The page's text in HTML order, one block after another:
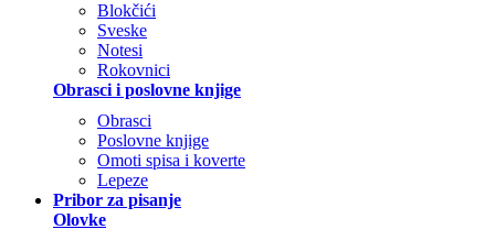
Blokčići
Sveske
Notesi
Rokovnici
Obrasci i poslovne knjige
Obrasci
Poslovne knjige
Omoti spisa i koverte
Lepeze
Pribor za pisanje
Olovke